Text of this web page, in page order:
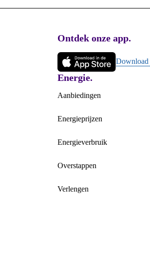
Footer
Ontdek onze app.
Download
Energie.
Aanbiedingen
Energieprijzen
Energieverbruik
Overstappen
Verlengen